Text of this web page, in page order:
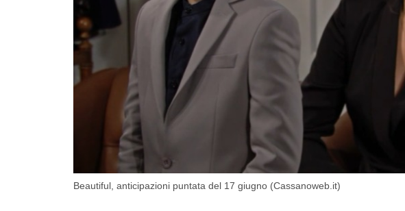
Beautiful, anticipazioni puntata del 17 giugno (Cassanoweb.it)